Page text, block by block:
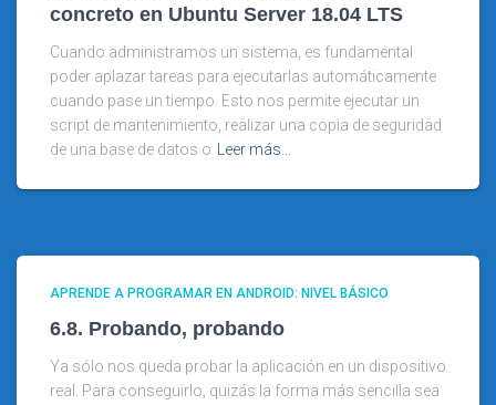
concreto en Ubuntu Server 18.04 LTS
Cuando administramos un sistema, es fundamental
poder aplazar tareas para ejecutarlas automáticamente
cuando pase un tiempo. Esto nos permite ejecutar un
script de mantenimiento, realizar una copia de seguridad
de una base de datos o Leer más…
APRENDE A PROGRAMAR EN ANDROID: NIVEL BÁSICO
6.8. Probando, probando
Ya sólo nos queda probar la aplicación en un dispositivo
real. Para conseguirlo, quizás la forma más sencilla sea